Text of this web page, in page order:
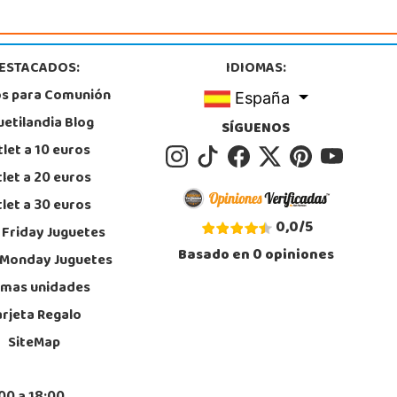
M3 CALLE 4 LOCAL B3
445 835
Tienda
para Comunión
Blog
a 10 euros
a 20 euros
a 30 euros
Juguetes
Juguetes
unidades
Regalo
SiteMap
IDIOMAS:
España
SÍGUENOS
0,0/5
Basado en0opiniones